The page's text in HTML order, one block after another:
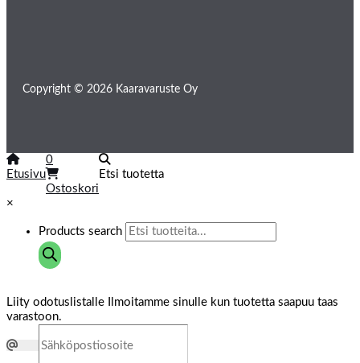
Copyright © 2026 Kaaravaruste Oy
Etusivu
0
Ostoskori
Etsi tuotetta
×
Products search
Liity odotuslistalle
Ilmoitamme sinulle kun tuotetta saapuu taas
varastoon.